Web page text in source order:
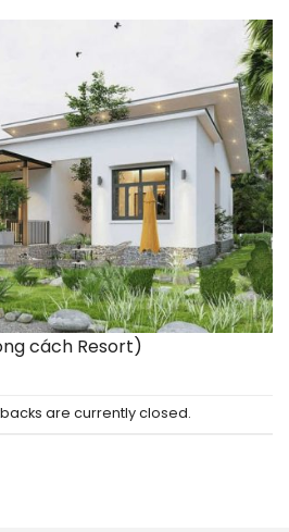
cách Resort)
are currently closed.